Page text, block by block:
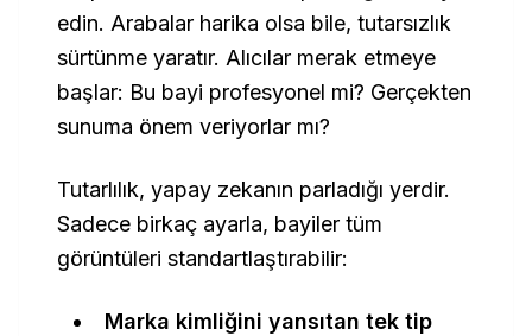
edin. Arabalar harika olsa bile, tutarsızlık
sürtünme yaratır. Alıcılar merak etmeye
başlar: Bu bayi profesyonel mi? Gerçekten
sunuma önem veriyorlar mı?
Tutarlılık, yapay zekanın parladığı yerdir.
Sadece birkaç ayarla, bayiler tüm
görüntüleri standartlaştırabilir:
Marka kimliğini yansıtan tek tip